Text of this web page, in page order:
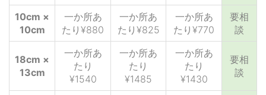
10cm ×
10cm
一か所あ
たり¥880
一か所あ
たり¥825
一か所あ
たり¥770
要相
談
18cm ×
13cm
一か所あ
たり
¥1540
一か所あ
たり
¥1485
一か所あ
たり
¥1430
要相
談